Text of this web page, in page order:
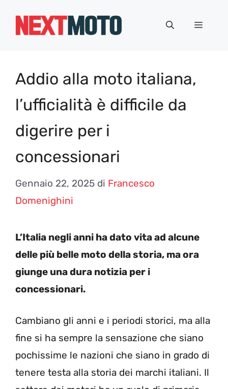
Menu
Addio alla moto italiana,
l’ufficialità è difficile da
digerire per i
concessionari
Gennaio 22, 2025 di Francesco
Domenighini
L’Italia negli anni ha dato vita ad alcune
delle più belle moto della storia, ma ora
giunge una dura notizia per i
concessionari.
Cambiano gli anni e i periodi storici, ma alla
fine si ha sempre la sensazione che siano
pochissime le nazioni che siano in grado di
tenere testa alla storia dei marchi italiani. Il